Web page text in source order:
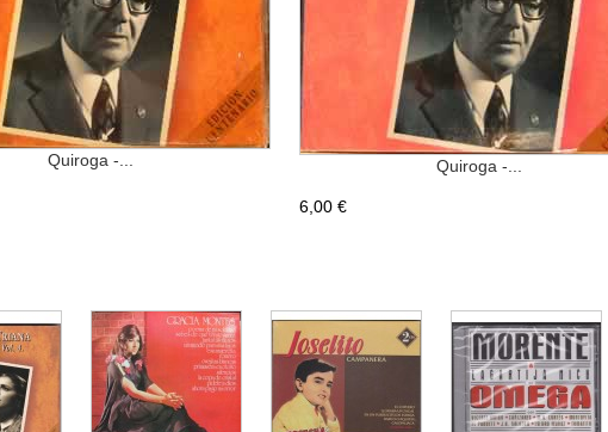
Quiroga -... Quiroga -...
6,00 €